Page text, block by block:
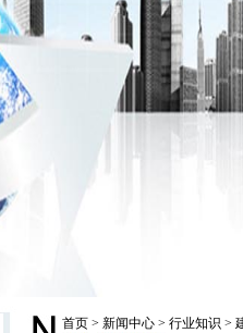
首页 > 新闻中心 > 行业知识 >